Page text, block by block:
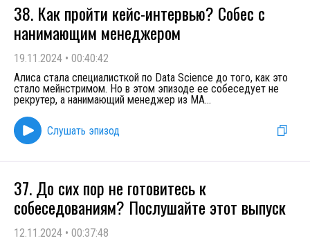
38. Как пройти кейс-интервью? Собес с
нанимающим менеджером
19.11.2024 • 00:40:42
Алиса стала специалисткой по Data Science до того, как это
стало мейнстримом. Но в этом эпизоде ее собеседует не
рекрутер, а нанимающий менеджер из MA...
Слушать эпизод
37. До сих пор не готовитесь к
собеседованиям? Послушайте этот выпуск
12.11.2024 • 00:37:48